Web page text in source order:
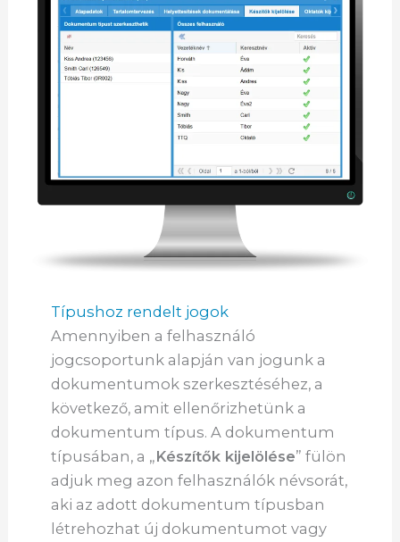
Típushoz rendelt jogok
Amennyiben a felhasználó
jogcsoportunk alapján van jogunk a
dokumentumok szerkesztéséhez, a
következő, amit ellenőrizhetünk a
dokumentum típus. A dokumentum
típusában, a „Készítők kijelölése” fülön
adjuk meg azon felhasználók névsorát,
aki az adott dokumentum típusban
létrehozhat új dokumentumot vagy